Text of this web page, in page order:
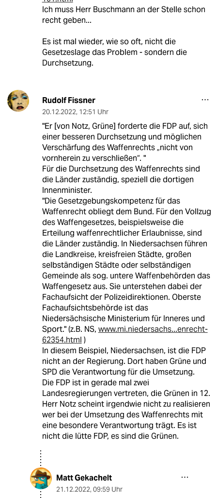
Ich muss Herr Buschmann an der Stelle schon
recht geben...
Es ist mal wieder, wie so oft, nicht die
Gesetzeslage das Problem - sondern die
Durchsetzung.
Rudolf Fissner
20.12.2022, 12:51 Uhr
"Er [von Notz, Grüne] forderte die FDP auf, sich
einer besseren Durchsetzung und möglichen
Verschärfung des Waffenrechts „nicht von
vornherein zu verschließen“. "
Für die Durchsetzung des Waffenrechts sind
die Länder zuständig, speziell die dortigen
Innenminister.
"Die Gesetzgebungskompetenz für das
Waffenrecht obliegt dem Bund. Für den Vollzug
des Waffengesetzes, beispielsweise die
Erteilung waffenrechtlicher Erlaubnisse, sind
die Länder zuständig. In Niedersachsen führen
die Landkreise, kreisfreien Städte, großen
selbständigen Städte oder selbständigen
Gemeinde als sog. untere Waffenbehörden das
Waffengesetz aus. Sie unterstehen dabei der
Fachaufsicht der Polizeidirektionen. Oberste
Fachaufsichtsbehörde ist das
Niedersächsische Ministerium für Inneres und
Sport." (z.B. NS, www.mi.niedersachs...enrecht-
62354.html )
In diesem Beispiel, Niedersachsen, ist die FDP
nicht an der Regierung. Dort haben Grüne und
SPD die Verantwortung für die Umsetzung.
Die FDP ist in gerade mal zwei
Landesregierungen vertreten, die Grünen in 12.
Herr Notz scheint irgendwie nicht zu realisieren
wer bei der Umsetzung des Waffenrechts mit
eine besondere Verantwortung trägt. Es ist
nicht die lütte FDP, es sind die Grünen.
Matt Gekachelt
21.12.2022, 09:59 Uhr